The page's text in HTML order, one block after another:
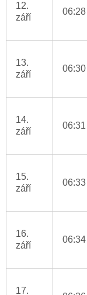
12.
září
06:28
13.
září
06:30
14.
září
06:31
15.
září
06:33
16.
září
06:34
17.